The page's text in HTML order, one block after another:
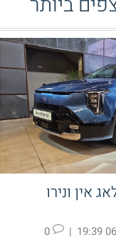
אין ונירו
|
0